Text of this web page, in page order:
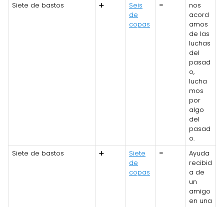
Siete de bastos
➕
Seis
de
copas
=
nos
acord
amos
de las
luchas
del
pasad
o,
lucha
mos
por
algo
del
pasad
o.
Siete de bastos
➕
Siete
de
copas
=
Ayuda
recibid
a de
un
amigo
en una